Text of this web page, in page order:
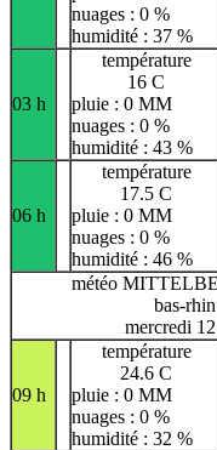
nuages : 0 %
humidité : 37 %
03 h
température
16 C
pluie : 0 MM
nuages : 0 %
humidité : 43 %
06 h
température
17.5 C
pluie : 0 MM
nuages : 0 %
humidité : 46 %
météo
bas-
mercredi
09 h
température
24.6 C
pluie : 0 MM
nuages : 0 %
humidité : 32 %